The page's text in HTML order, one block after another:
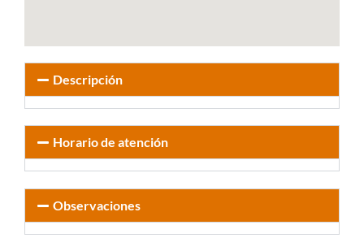
Descripción
Horario de atención
Observaciones